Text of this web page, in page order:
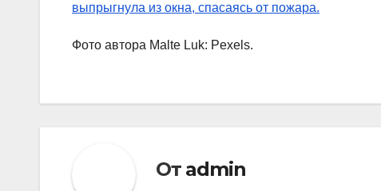
выпрыгнула из окна, спасаясь от пожара.
Фото автора Malte Luk: Pexels.
От admin